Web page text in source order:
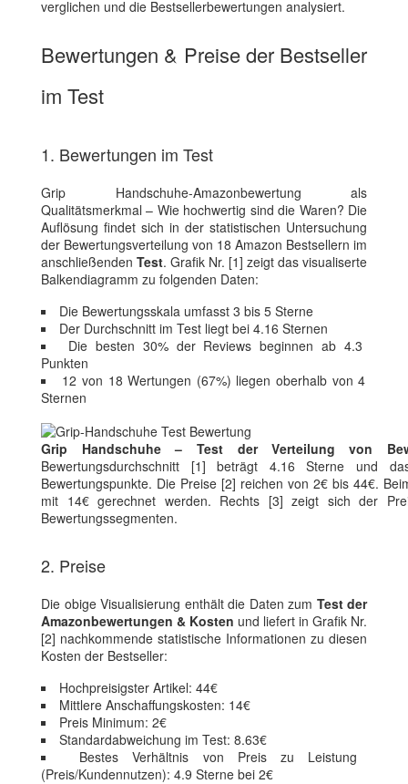
verglichen und die Bestsellerbewertungen analysiert.
Bewertungen & Preise der Bestseller
im Test
1. Bewertungen im Test
Grip Handschuhe-Amazonbewertung als
Qualitätsmerkmal – Wie hochwertig sind die Waren? Die
Auflösung findet sich in der statistischen Untersuchung
der Bewertungsverteilung von 18 Amazon Bestsellern im
anschließenden Test. Grafik Nr. [1] zeigt das visualiserte
Balkendiagramm zu folgenden Daten:
Die Bewertungsskala umfasst 3 bis 5 Sterne
Der Durchschnitt im Test liegt bei 4.16 Sternen
Die besten 30% der Reviews beginnen ab 4.3
Punkten
12 von 18 Wertungen (67%) liegen oberhalb von 4
Sternen
Grip Handschuhe – Test der Verteilung von
Bewertungsdurchschnitt [1] beträgt 4.16 Sterne und
Bewertungspunkte. Die Preise [2] reichen von 2€ bis 44€.
mit 14€ gerechnet werden. Rechts [3] zeigt sich der
Bewertungssegmenten.
2. Preise
Die obige Visualisierung enthält die Daten zum Test der
Amazonbewertungen & Kosten und liefert in Grafik Nr.
[2] nachkommende statistische Informationen zu diesen
Kosten der Bestseller:
Hochpreisigster Artikel: 44€
Mittlere Anschaffungskosten: 14€
Preis Minimum: 2€
Standardabweichung im Test: 8.63€
Bestes Verhältnis von Preis zu Leistung
(Preis/Kundennutzen): 4.9 Sterne bei 2€